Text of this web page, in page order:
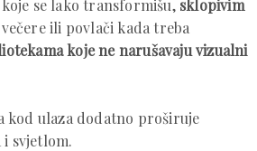
se lako transformišu,sklopivim
ili povlači kada treba
koje ne narušavaju vizualni
kod ulaza dodatno proširuje
svjetlom.